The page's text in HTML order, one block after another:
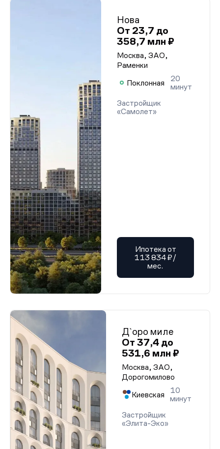
Нова
От 23,7 до
358,7 млн ₽
Москва, ЗАО,
Раменки
Поклонная
20
минут
Застройщик
«Самолет»
Ипотека от
113 834 ₽/
мес.
Д`оро миле
От 37,4 до
531,6 млн ₽
Москва, ЗАО,
Дорогомилово
Киевская
10
минут
Застройщик
«Элита-Эко»